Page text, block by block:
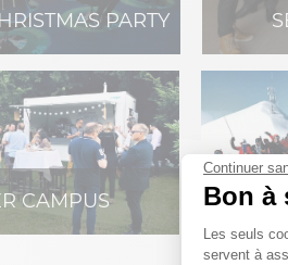
PARTY
CAMPUS
Continuer
Bon à
Les seuls
servent à